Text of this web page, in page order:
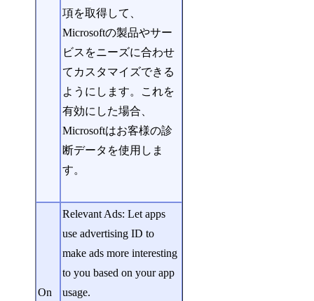
項を取得して、
Microsoftの製品やサー
ビスをニーズに合わせ
てカスタマイズできる
ようにします。これを
有効にした場合、
Microsoftはお客様の診
断データを使用しま
す。
On
Relevant Ads: Let apps
use advertising ID to
make ads more interesting
to you based on your app
usage.